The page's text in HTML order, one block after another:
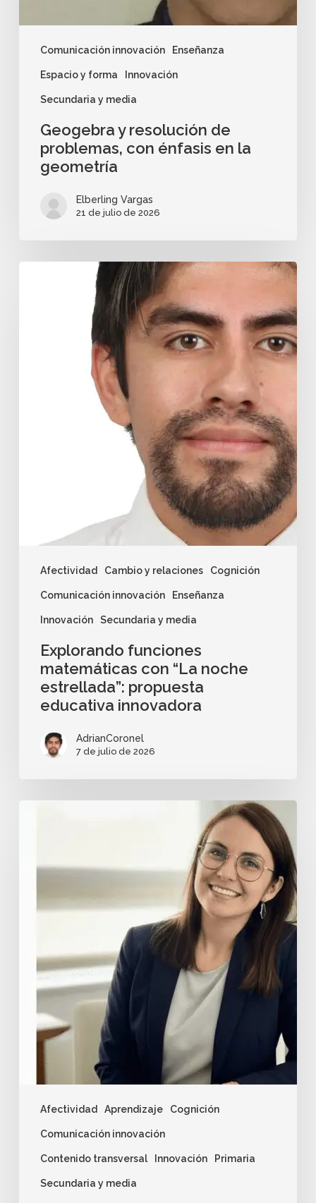
Comunicación innovación Enseñanza
Espacio y forma Innovación
Secundaria y media
Geogebra y resolución de
problemas, con énfasis en la
geometría
Elberling Vargas
21 de julio de 2026
Afectividad Cambio y relaciones Cognición
Comunicación innovación Enseñanza
Innovación Secundaria y media
Explorando funciones
matemáticas con “La noche
estrellada”: propuesta
educativa innovadora
AdrianCoronel
7 de julio de 2026
Afectividad Aprendizaje Cognición
Comunicación innovación
Contenido transversal Innovación Primaria
Secundaria y media